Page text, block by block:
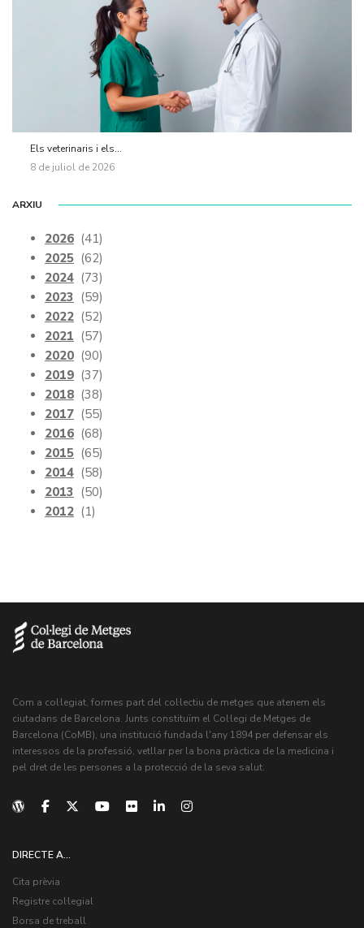
Els veterinaris i els...
8 de juliol de 2026
ARXIU
2026 (41)
2025 (62)
2024 (73)
2023 (59)
2022 (52)
2021 (57)
2020 (90)
2019 (37)
2018 (38)
2017 (55)
2016 (68)
2015 (65)
2014 (58)
2013 (50)
2012 (1)
Com a col·legiat, formes part del col·lectiu de metges que atenem els
ciutadans de Barcelona. Junts constituïm el Col·legi de Metges de
Barcelona (CoMB), una institució fundada l'any 1894 per defensar els
interessos de la professió, vetllar per la bona pràctica de la medicina i
pel dret de les persones a la protecció de la seva salut.
DIRECTE A...
Cita prèvia
Registre col·legial
Borsa de treball